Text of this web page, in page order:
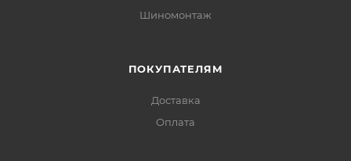
Шиномонтаж
ПОКУПАТЕЛЯМ
Доставка
Оплата